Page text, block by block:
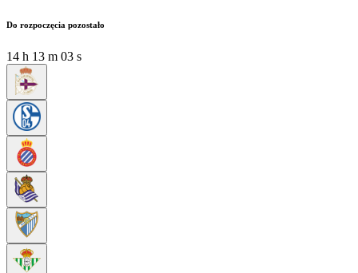
Do rozpoczęcia pozostało
14 h 13 m 02 s